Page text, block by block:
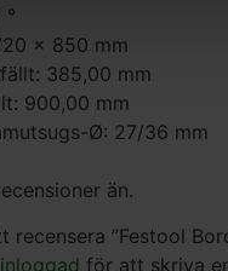
x 850 mm
385,00 mm
900,00 mm
Ø: 27/36 mm
än.
recensera ”Festool
inloggad för att skriva